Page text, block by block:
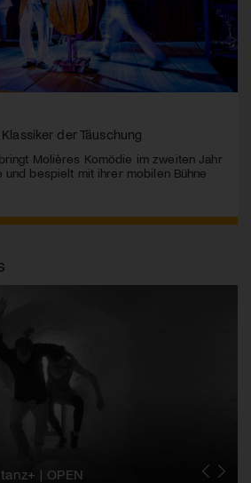
der Täuschung
Molières Komödie im zweiten Jahr
und bespielt mit ihrer mobilen Bühne
| Tanzfestival Steps
| OPEN